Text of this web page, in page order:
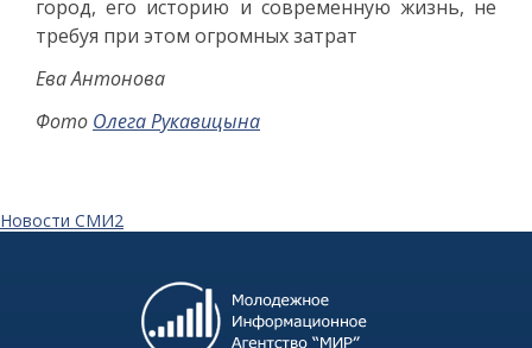
город, его историю и современную жизнь, не
требуя при этом огромных затрат
Ева Антонова
Фото Олега Рукавицына
Новости СМИ2